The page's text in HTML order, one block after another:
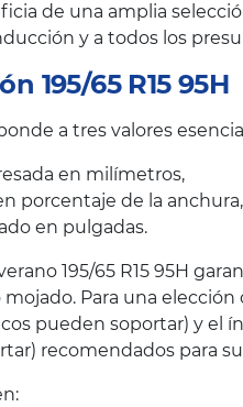
de una amplia
y a todos los
195/65 R15 95H
a tres valores
en milímetros,
porcentaje de la anchura,
en pulgadas.
195/65 R15 95H
Para una
pueden soportar) y el
recomendados para